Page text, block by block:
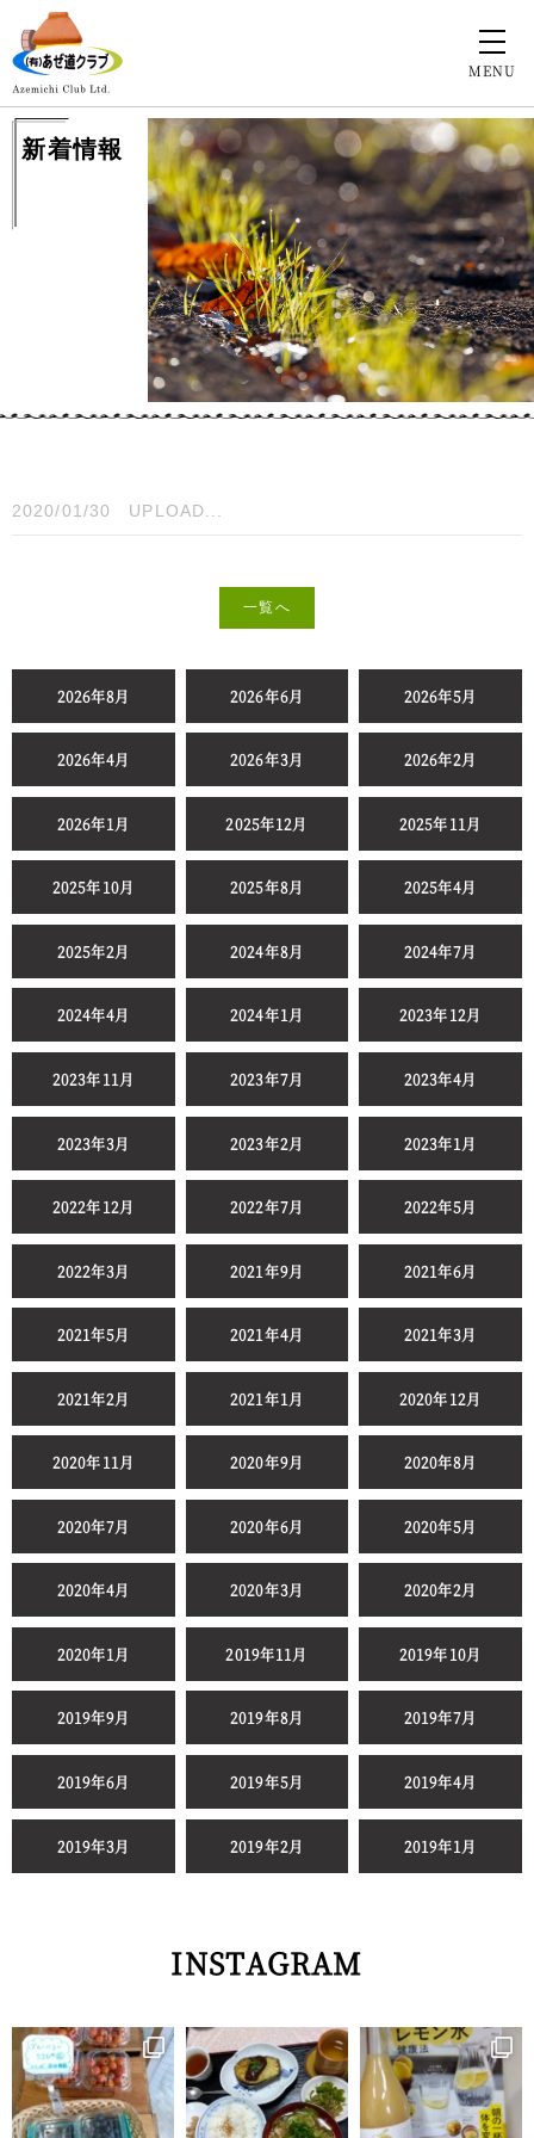
MENU
新着情報
2020/01/30 UPLOAD...
一覧へ
2026年8月 2026年6月 2026年5月
2026年4月 2026年3月 2026年2月
2026年1月 2025年12月 2025年11月
2025年10月 2025年8月 2025年4月
2025年2月 2024年8月 2024年7月
2024年4月 2024年1月 2023年12月
2023年11月 2023年7月 2023年4月
2023年3月 2023年2月 2023年1月
2022年12月 2022年7月 2022年5月
2022年3月 2021年9月 2021年6月
2021年5月 2021年4月 2021年3月
2021年2月 2021年1月 2020年12月
2020年11月 2020年9月 2020年8月
2020年7月 2020年6月 2020年5月
2020年4月 2020年3月 2020年2月
2020年1月 2019年11月 2019年10月
2019年9月 2019年8月 2019年7月
2019年6月 2019年5月 2019年4月
2019年3月 2019年2月 2019年1月
INSTAGRAM